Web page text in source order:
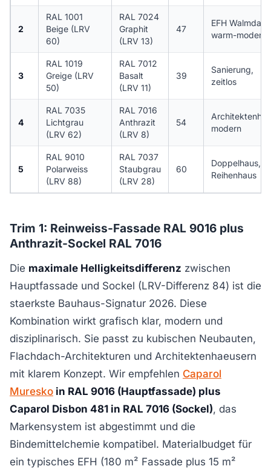
2
RAL 1001
Beige (LRV
60)
RAL 7024
Graphit
(LRV 13)
47
EFH
warm-modern
3
RAL 1019
Greige (LRV
50)
RAL 7012
Basalt
(LRV 11)
39
Sanierung,
zeitlos
4
RAL 7035
Lichtgrau
(LRV 62)
RAL 7016
Anthrazit
(LRV 8)
54
modern
5
RAL 9010
Polarweiss
(LRV 88)
RAL 7037
Staubgrau
(LRV 28)
60
Doppelhaus,
Reihenhaus
Trim 1: Reinweiss-Fassade RAL 9016 plus
Anthrazit-Sockel RAL 7016
Die maximale Helligkeitsdifferenz zwischen
Hauptfassade und Sockel (LRV-Differenz 84) ist die
staerkste Bauhaus-Signatur 2026. Diese
Kombination wirkt grafisch klar, modern und
disziplinarisch. Sie passt zu kubischen Neubauten,
Flachdach-Architekturen und Architektenhaeusern
mit klarem Konzept. Wir empfehlen Caparol
Muresko in RAL 9016 (Hauptfassade) plus
Caparol Disbon 481 in RAL 7016 (Sockel), das
Markensystem ist abgestimmt und die
Bindemittelchemie kompatibel. Materialbudget für
ein typisches EFH (180 m² Fassade plus 15 m²